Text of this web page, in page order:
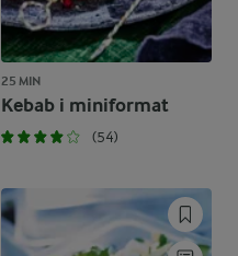
25 MIN
Kebab i miniformat
(54)